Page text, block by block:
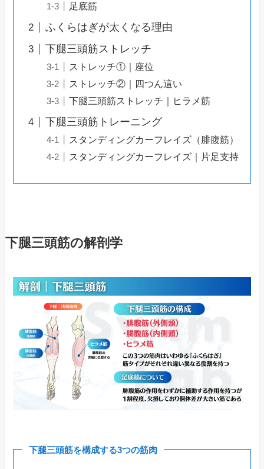
足底筋
ふくらはぎが太くなる理由
下腿三頭筋ストレッチ
ストレッチ①｜座位
ストレッチ②｜四つん這い
下腿三頭筋ストレッチ｜ヒラメ筋
下腿三頭筋トレーニング
スタンディングカーフレイズ（腓腹筋）
スタンディングカーフレイズ｜片足支持
下腿三頭筋の解剖学
下腿三頭筋を構成する3つの筋肉